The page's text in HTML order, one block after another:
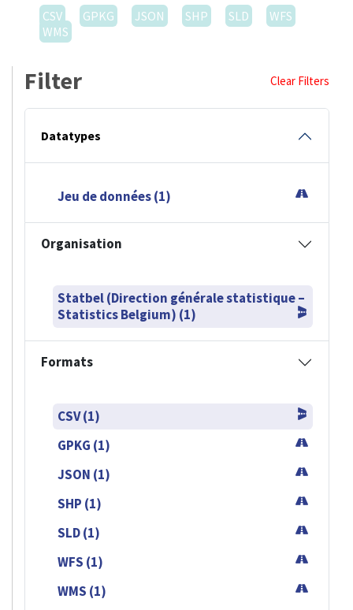
CSV
GPKG JSON SHP SLD
WFS
WMS
Filter Clear Filters
Datatypes
Jeu de données (1)
Organisation
Statbel (Direction générale statistique –
Statistics Belgium) (1)
Formats
CSV (1)
GPKG (1)
JSON (1)
SHP (1)
SLD (1)
WFS (1)
WMS (1)